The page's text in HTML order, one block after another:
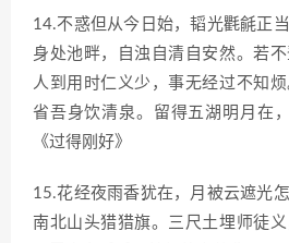
14.不惑但从今日始，韬光氍毹正
身处池畔，自浊自清自安然。若不
人到用时仁义少，事无经过不知
省吾身饮清泉。留得五湖明月在
《过得刚好》
15.花经夜雨香犹在，月被云遮光
南北山头猎猎旗。三尺土埋师徒